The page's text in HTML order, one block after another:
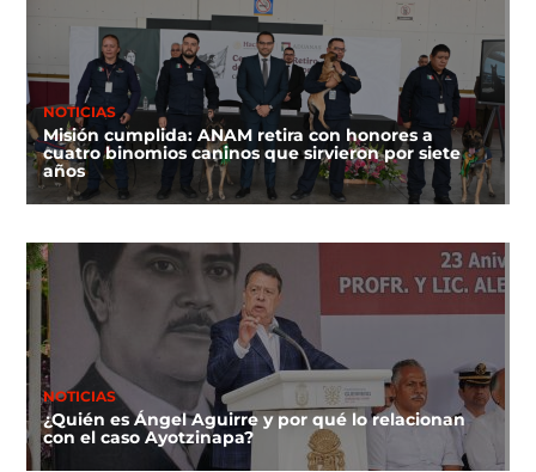
NOTICIAS
Misión cumplida: ANAM retira con honores a
cuatro binomios caninos que sirvieron por siete
años
NOTICIAS
¿Quién es Ángel Aguirre y por qué lo relacionan
con el caso Ayotzinapa?